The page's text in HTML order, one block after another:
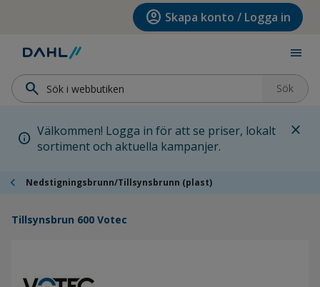
Hoppa till huvudinnehållet account_circle Skapa konto / Logga in
menu
search Sök
info Välkommen! Logga in för att se priser, lokalt
sortiment och aktuella kampanjer.
close
chevron_left Nedstigningsbrunn/Tillsynsbrunn (plast)
Tillsynsbrun 600 Votec